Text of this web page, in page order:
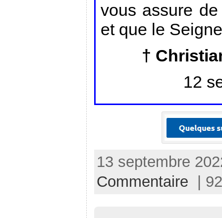
vous assure
et que le
†
12
13 septembre
Commentaire |